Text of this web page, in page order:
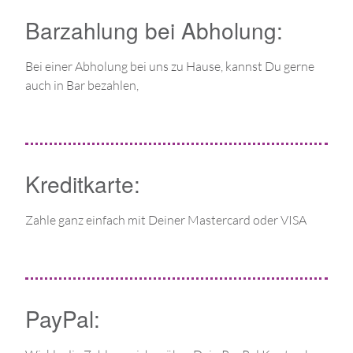
Barzahlung bei Abholung:
Bei einer Abholung bei uns zu Hause, kannst Du gerne
auch in Bar bezahlen,
Kreditkarte:
Zahle ganz einfach mit Deiner Mastercard oder VISA
PayPal: